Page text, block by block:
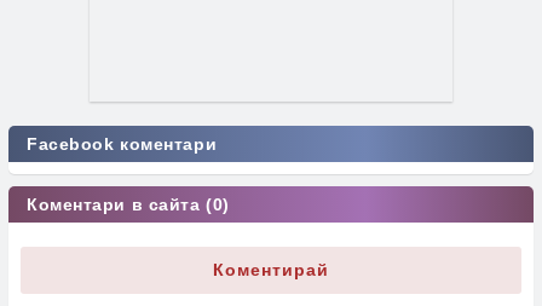
Facebook коментари
Коментари в сайта (0)
Коментирай